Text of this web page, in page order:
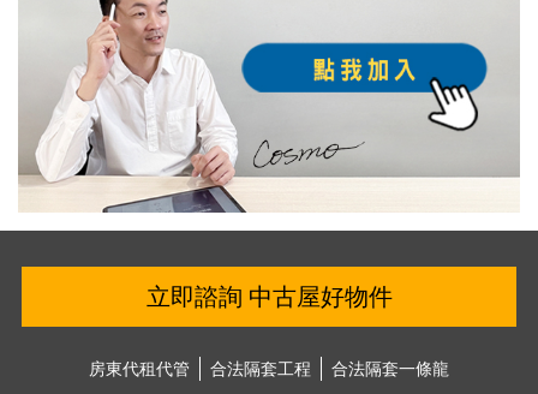
立即諮詢 中古屋好物件
房東代租代管 合法隔套⼯程 合法隔套⼀條龍